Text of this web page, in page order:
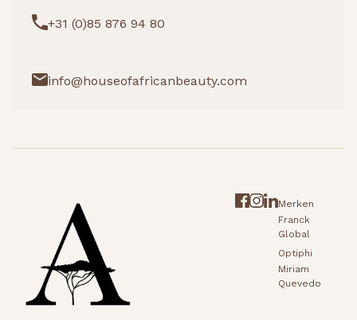
+31 (0)85 876 94 80
info@houseofafricanbeauty.com
Merken
Franck
Global
Optiphi
Miriam
Quevedo